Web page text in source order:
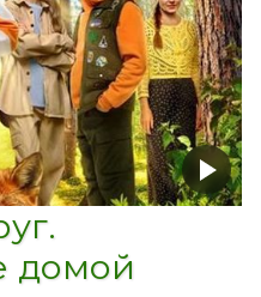
домой